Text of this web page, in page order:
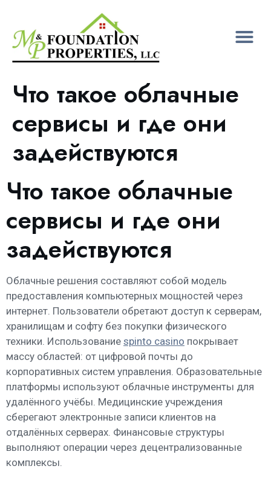
Что такое облачные
сервисы и где они
задействуются
Что такое облачные
сервисы и где они
задействуются
Облачные решения составляют собой модель
предоставления компьютерных мощностей через
интернет. Пользователи обретают доступ к серверам,
хранилищам и софту без покупки физического
техники. Использование spinto casino покрывает
массу областей: от цифровой почты до
корпоративных систем управления. Образовательные
платформы используют облачные инструменты для
удалённого учёбы. Медицинские учреждения
сберегают электронные записи клиентов на
отдалённых серверах. Финансовые структуры
выполняют операции через децентрализованные
комплексы.